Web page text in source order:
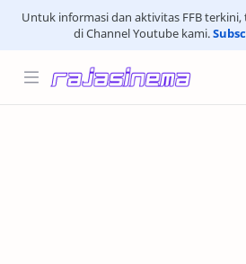
Untuk informasi dan aktivitas FFB
di Channel Youtube kami.